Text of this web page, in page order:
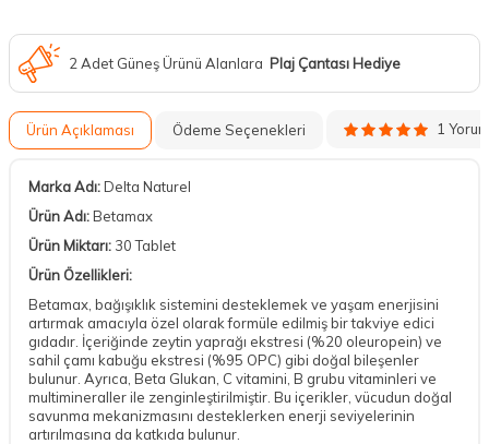
2 Adet Güneş Ürünü Alanlara Plaj Çantası Hediye
Ürün Açıklaması Ödeme Seçenekleri 1 Yorum
Marka Adı:Delta Naturel
Ürün Adı:Betamax
Ürün Miktarı: 30 Tablet
Ürün Özellikleri:
Betamax, bağışıklık sistemini desteklemek ve yaşam enerjisini
artırmak amacıyla özel olarak formüle edilmiş bir takviye edici
gıdadır. İçeriğinde zeytin yaprağı ekstresi (%20 oleuropein) ve
sahil çamı kabuğu ekstresi (%95 OPC) gibi doğal bileşenler
bulunur. Ayrıca, Beta Glukan, C vitamini, B grubu vitaminleri ve
multimineraller ile zenginleştirilmiştir. Bu içerikler, vücudun doğal
savunma mekanizmasını desteklerken enerji seviyelerinin
artırılmasına da katkıda bulunur.